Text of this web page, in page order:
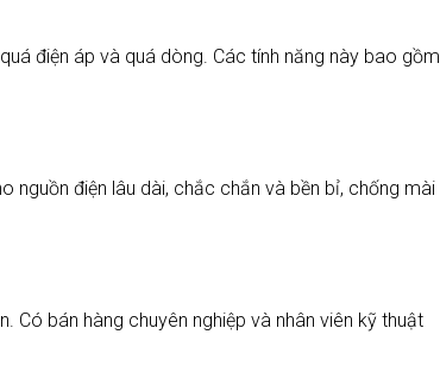
điện áp và quá dòng. Các tính năng này bao gồm
nguồn điện lâu dài, chắc chắn và bền bỉ, chống mài
Có bán hàng chuyên nghiệp và nhân viên kỹ thuật